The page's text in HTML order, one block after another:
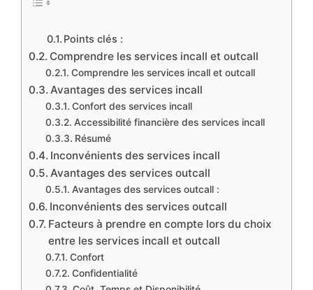
Points clés :
Comprendre les services incall et outcall
Comprendre les services incall et outcall
Avantages des services incall
Confort des services incall
Accessibilité financière des services incall
Résumé
Inconvénients des services incall
Avantages des services outcall
Avantages des services outcall :
Inconvénients des services outcall
Facteurs à prendre en compte lors du choix
entre les services incall et outcall
Confort
Confidentialité